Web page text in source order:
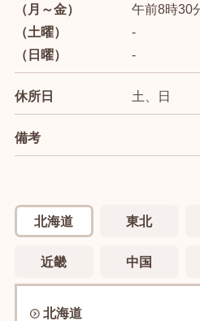
（月～金）
（土曜）
（日曜）
午前8時30
-
-
休所日 土、日
備考
北海道 東北
近畿 中国
北海道